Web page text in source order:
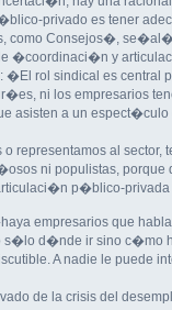
privado es tener
como Consejos�,
�coordinaci�n y
rol sindical es central
ni los empresarios
asisten a un espect�culo
representamos al sector,
ni populistas,
p�blico-
empresarios que
d�nde ir sino c�mo
A nadie le puede
de la crisis del